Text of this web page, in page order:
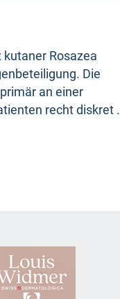
kutaner Rosazea
Die
an einer
recht diskret